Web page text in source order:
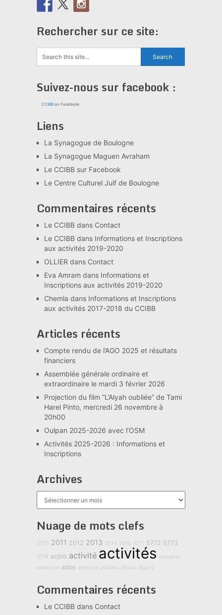
Rechercher sur ce site:
Suivez-nous sur facebook :
CCIBBon Facebook
Liens
La Synagogue de Boulogne
La Synagogue Maguen Avraham
Le CCIBB sur Facebook
Le Centre Culturel Juif de Boulogne
Commentaires récents
Le CCIBBdans Contact
Le CCIBBdans Informations et Inscriptions
aux activités 2019-2020
OLLIER dans Contact
Eva Amram dans Informations et
Inscriptions aux activités 2019-2020
Chemla dans Informations et Inscriptions
aux activités 2017-2018 du CCIBB
Articles récents
Compte rendu de l’AGO 2025 et résultats
financiers
Assemblée générale ordinaire et
extraordinaire le mardi 3 février 2026
Projection du film “L’Alyah oubliée” de Tami
Harel Pinto, mercredi 26 novembre à
20h00
Oulpan 2025-2026 avec l’OSM
Activités 2025-2026 : Informations et
Inscriptions
Archives
Nuage de mots clefs
2010 2011 2012 2013 2014 2018 5711 5772 5773
5774 acjbb activité activités actualité
adhésion ados adresse adultes Afoula Alad'2
Commentaires récents
Le CCIBBdans Contact